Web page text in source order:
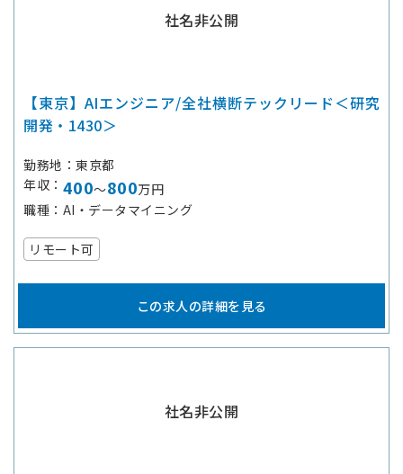
社名非公開
【東京】AIエンジニア/全社横断テックリード＜研究
開発・1430＞
勤務地
東京都
年収
400～800万円
職種
AI・データマイニング
リモート可
この求人の詳細を見る
社名非公開